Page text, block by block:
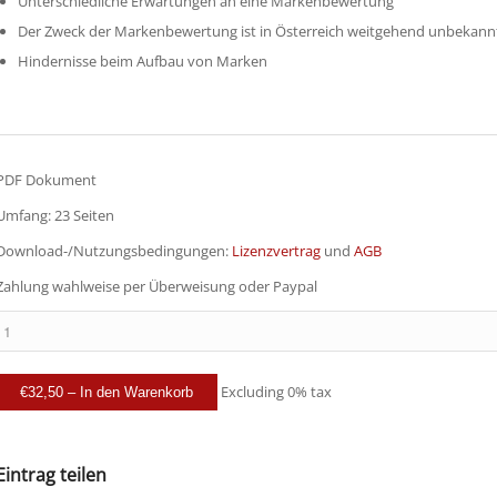
Der Zweck der Markenbewertung ist in Österreich weitgehend
Hindernisse beim Aufbau von Marken
Dokument
23 Seiten
Nutzungsbedingungen: Lizenzvertragund AGB
wahlweise per Überweisung oder Paypal
€32,50 – In den Warenkorb Excluding 0% tax
teilen